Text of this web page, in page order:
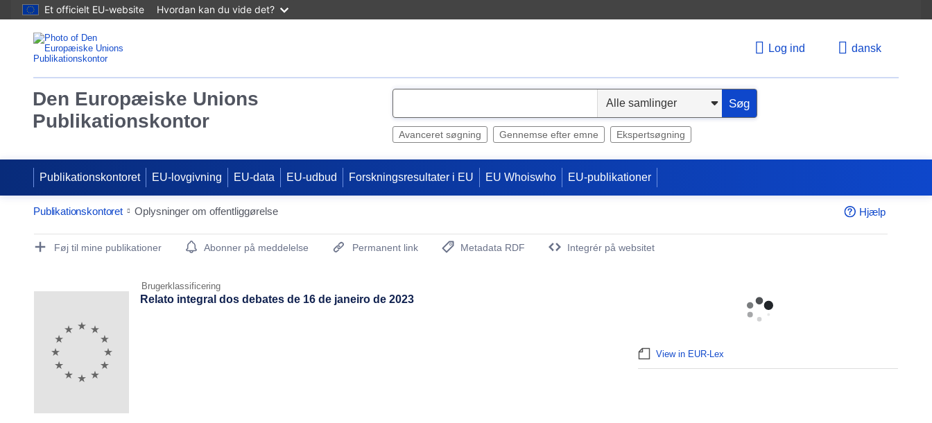
Et officielt EU-website Hvordan kan du vide det?
Log ind dansk
Den Europæiske Unions
Publikationskontor
e
Søg
Avanceret søgning Gennemse efter emne Ekspertsøgning
Publikationskontoret EU-lovgivning EU-data EU-udbud Forskningsresultater i EU EU Whoiswho EU-publikationer
Publikationskontoret Oplysninger om offentliggørelse Hjælp
Publication Detail Actions Portlet
Føj til mine publikationer Abonner på meddelelse Permanent link
Metadata RDF
Integrér på websitet
Brugerklassificering
Relato integral dos debates de 16 de janeiro de 2023
View in EUR-Lex